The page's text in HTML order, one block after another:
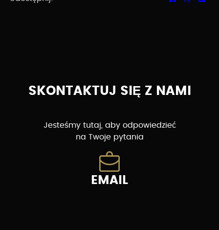
SKONTAKTUJ SIĘ Z NAMI
Jesteśmy tutaj, aby odpowiedzieć
na Twoje pytania
EMAIL